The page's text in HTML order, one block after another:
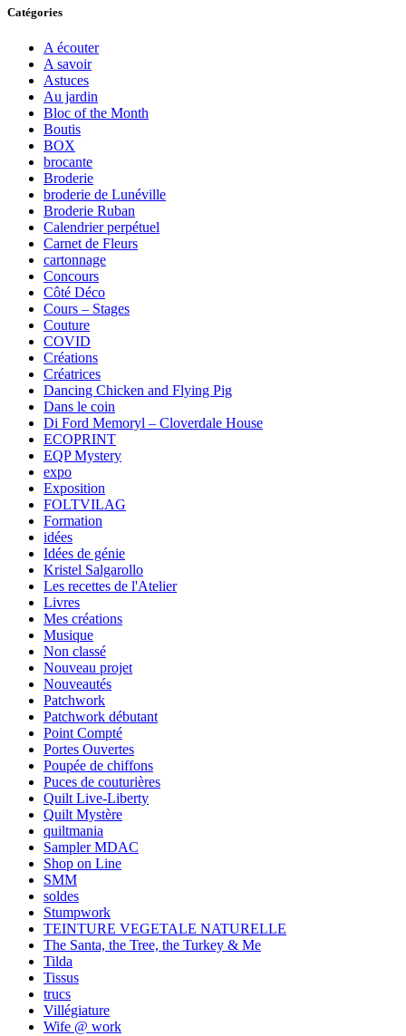
Catégories
A écouter
A savoir
Astuces
Au jardin
Bloc of the Month
Boutis
BOX
brocante
Broderie
broderie de Lunéville
Broderie Ruban
Calendrier perpétuel
Carnet de Fleurs
cartonnage
Concours
Côté Déco
Cours – Stages
Couture
COVID
Créations
Créatrices
Dancing Chicken and Flying Pig
Dans le coin
Di Ford Memoryl – Cloverdale House
ECOPRINT
EQP Mystery
expo
Exposition
FOLTVILAG
Formation
idées
Idées de génie
Kristel Salgarollo
Les recettes de l'Atelier
Livres
Mes créations
Musique
Non classé
Nouveau projet
Nouveautés
Patchwork
Patchwork débutant
Point Compté
Portes Ouvertes
Poupée de chiffons
Puces de couturières
Quilt Live-Liberty
Quilt Mystère
quiltmania
Sampler MDAC
Shop on Line
SMM
soldes
Stumpwork
TEINTURE VEGETALE NATURELLE
The Santa, the Tree, the Turkey & Me
Tilda
Tissus
trucs
Villégiature
Wife @ work